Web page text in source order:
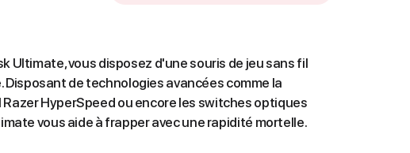
Ultimate, vous disposez d'une souris de jeu sans fil
de technologies avancées comme la
HyperSpeed ou encore les switches optiques
vous aide à frapper avec une rapidité mortelle.